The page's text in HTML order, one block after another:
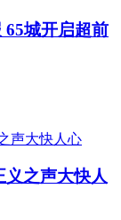
65城开启超前
义之声大快人